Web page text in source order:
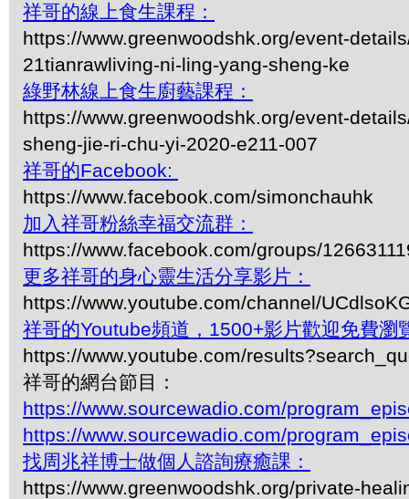
祥哥的線上食生課程：
https://www.greenwoodshk.org/event-
21tianrawliving-ni-ling-yang-sheng-ke
綠野林線上食生廚藝課程：
https://www.greenwoodshk.org/event-
sheng-jie-ri-chu-yi-2020-e211-007
祥哥的Facebook:
https://www.facebook.com/simonchauhk
加入祥哥粉絲幸福交流群：
https://www.facebook.com/groups/
更多祥哥的身心靈生活分享影片：
https://www.youtube.com/channel/
祥哥的Youtube頻道，1500+影片歡迎免費瀏
https://www.youtube.com/
祥哥的網台節目：
https://www.sourcewadio.com/
https://www.sourcewadio.com/
找周兆祥博士做個人諮詢療癒課：
https://www.greenwoodshk.org/private-